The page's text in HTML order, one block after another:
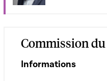
Commission
Informations